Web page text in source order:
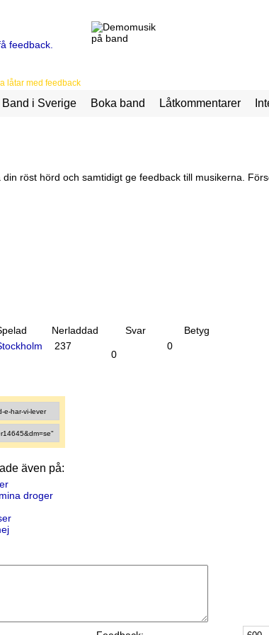
låtar med feedback
Band i Sverige Boka band Låtkommentarer
röst hörd och samtidigt ge feedback till musikerna.
Nerladdad Svar
Betyg
237
0
0
även på:
droger